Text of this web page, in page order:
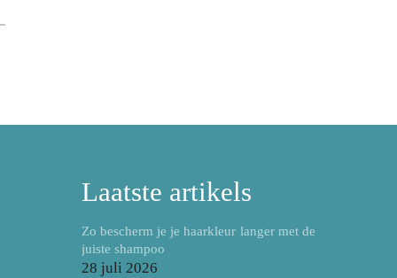
Laatste artikels
Zo bescherm je je haarkleur langer met de
juiste shampoo
28 juli 2026